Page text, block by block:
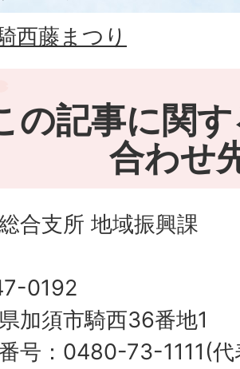
西藤まつり
の記事に関
合わせ
合支所 地域振興課
0192
加須市騎西36番地1
号：0480-73-1111(